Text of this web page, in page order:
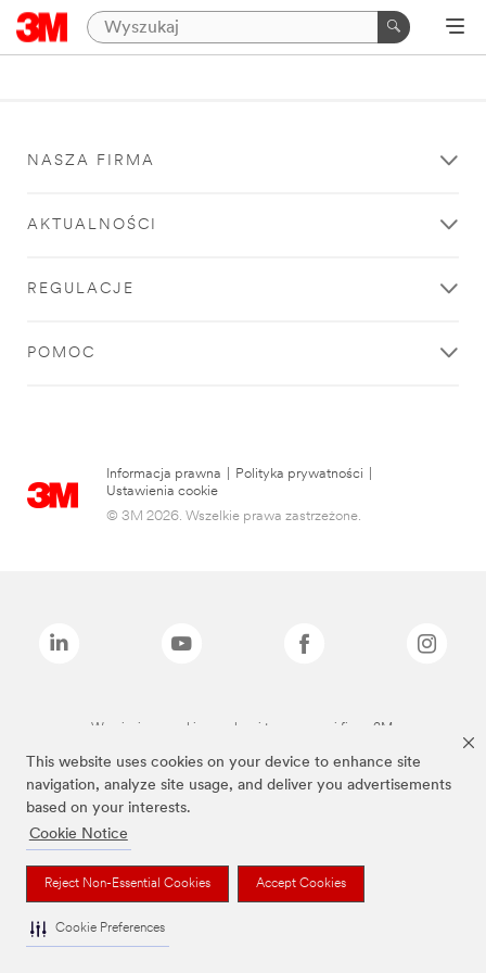
This website uses cookies on your device to enhance site
navigation, analyze site usage, and deliver you advertisements
based on your interests.
Cookie Notice
Reject Non-Essential Cookies Accept Cookies
Cookie Preferences
NASZA FIRMA
AKTUALNOŚCI
REGULACJE
POMOC
Informacja prawna Polityka prywatności
Ustawienia cookie
© 3M 2026. Wszelkie prawa zastrzeżone.
Wymienione marki są znakami towarowymi firmy 3M.